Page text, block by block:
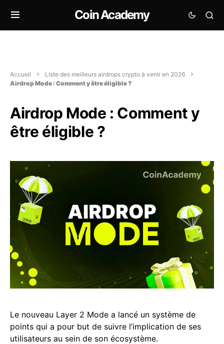
Coin Academy
Accueil
Liste des meilleurs airdrops crypto à venir en 2026
Airdrop Mode : Comment y être éligible ?
Airdrop Mode : Comment y
être éligible ?
Le nouveau Layer 2 Mode a lancé un système de
points qui a pour but de suivre l’implication de ses
utilisateurs au sein de son écosystème.